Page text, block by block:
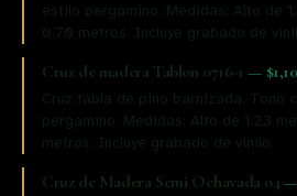
estilo pergamino. Medidas: Alto de
0.70 metros. Incluye grabado de
Cruz de madera Tablon 0716-1 —
Cruz tabla de pino barnizada. Tono
pergamino. Medidas: Alto de 1.23
metros. Incluye grabado de vinilo.
Cruz de Madera Semi Ochavada 04 —